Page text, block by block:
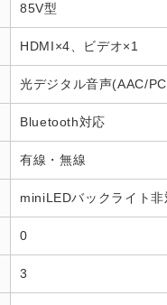
85V型
HDMI×4、ビデオ×1
光デジタル音声(AAC/
Bluetooth対応
有線・無線
miniLEDバックライト非
0
3